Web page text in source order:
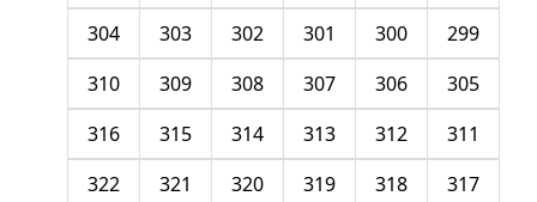
299
300
301
302
303
304
305
306
307
308
309
310
311
312
313
314
315
316
317
318
319
320
321
322